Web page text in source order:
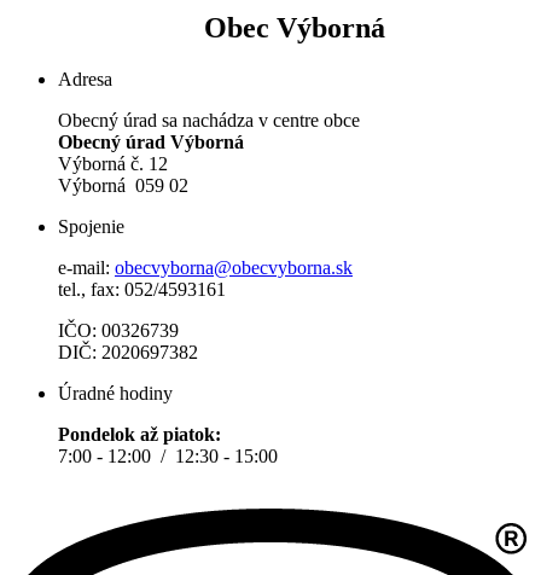
Obec Výborná
Adresa
Obecný úrad sa nachádza v centre obce
Obecný úrad Výborná
Výborná č. 12
Výborná 059 02
Spojenie
e-mail: obecvyborna@obecvyborna.sk
tel., fax: 052/4593161
IČO: 00326739
DIČ: 2020697382
Úradné hodiny
Pondelok až piatok:
7:00 - 12:00 / 12:30 - 15:00